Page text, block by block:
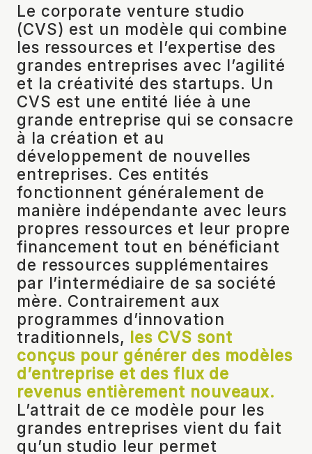
Le corporate venture studio
(CVS) est un modèle qui combine
les ressources et l’expertise des
grandes entreprises avec l’agilité
et la créativité des startups. Un
CVS est une entité liée à une
grande entreprise qui se consacre
à la création et au
développement de nouvelles
entreprises. Ces entités
fonctionnent généralement de
manière indépendante avec leurs
propres ressources et leur propre
financement tout en bénéficiant
de ressources supplémentaires
par l’intermédiaire de sa société
mère. Contrairement aux
programmes d’innovation
traditionnels, les CVS sont
conçus pour générer des modèles
d’entreprise et des flux de
revenus entièrement nouveaux.
L’attrait de ce modèle pour les
grandes entreprises vient du fait
qu’un studio leur permet